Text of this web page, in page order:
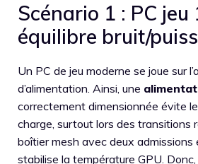
Scénario 1 : PC jeu
équilibre bruit/
Un PC de jeu moderne se joue sur
d’alimentation. Ainsi, une
correctement dimensionnée évite
charge, surtout lors des transitions
boîtier mesh avec deux
stabilise la température GPU.